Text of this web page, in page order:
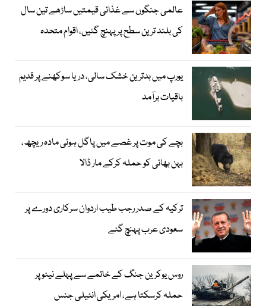
عالمی جنگوں سے غذائی قیمتیں ساڑھے تین سال
کی بلند ترین سطح پر پہنچ گئیں، اقوام متحدہ
یورپ میں بدترین خشک سالی، دریا سوکھنے پر قدیم
باقیات برآمد
بچے کی موت پر غصے میں پاگل ہوئی مادہ ریچھ،
بہن بھائی کو حملہ کرکے مار ڈالا
ترکیہ کے صدر رجب طیب اردوان سرکاری دورے پر
سعودی عرب پہنچ گئے
روس یوکرین جنگ کے خاتمے سے پہلے نیٹو پر
حملہ کرسکتا ہے، امریکی انٹیلی جنس